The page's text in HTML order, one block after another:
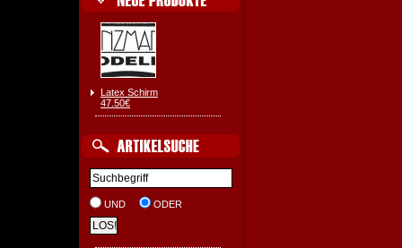
Latex Schirm
47.50€
UND ODER